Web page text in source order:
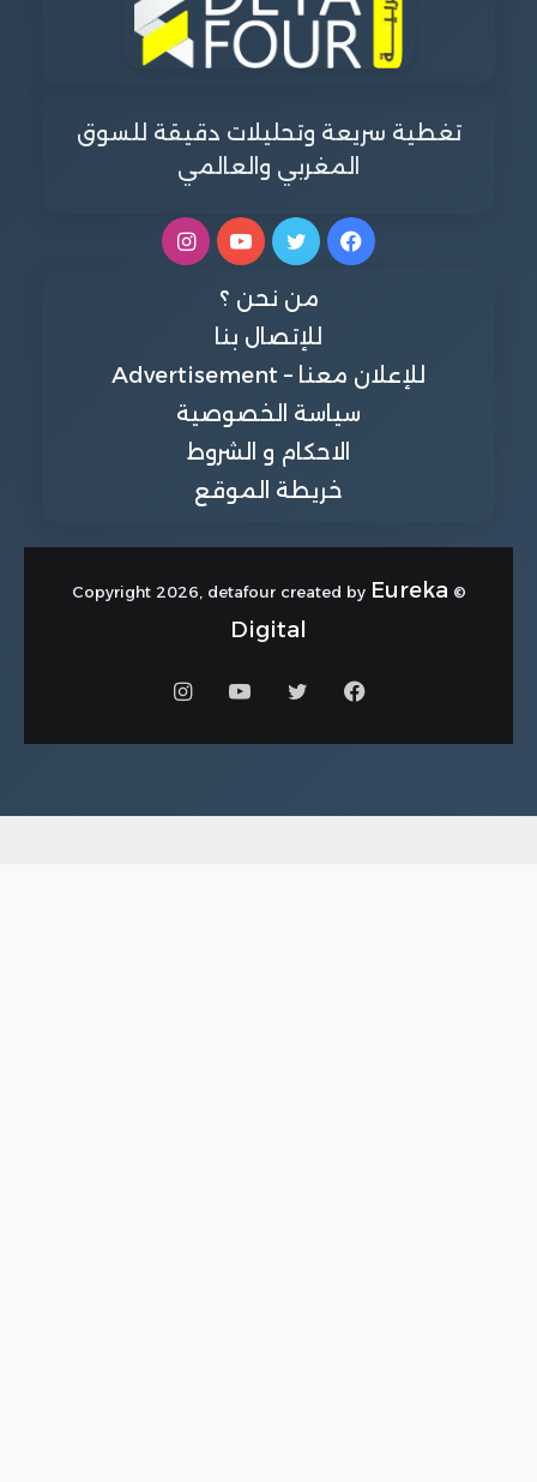
تغطية سريعة وتحليلات دقيقة للسوق
المغربي والعالمي
فيسبوكتويتر يوتيوبانستقرام
من نحن ؟
للإتصال بنا
للإعلان معنا – Advertisement
سياسة الخصوصية
الاحكام و الشروط
خريطة الموقع
© Copyright 2026, detafour created by
Eureka
Digital
فيسبوكتويتر يوتيوبانستقرام